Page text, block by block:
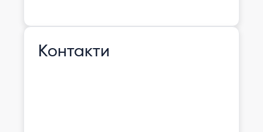
Контакти